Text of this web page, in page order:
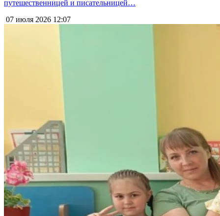
путешественницей и писательницей…
07 июля 2026 12:07